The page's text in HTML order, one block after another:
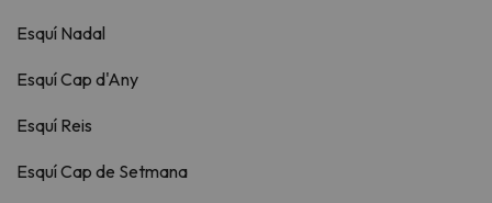
Esquí Nadal
Esquí Cap d'Any
Esquí Reis
Esquí Cap de Setmana